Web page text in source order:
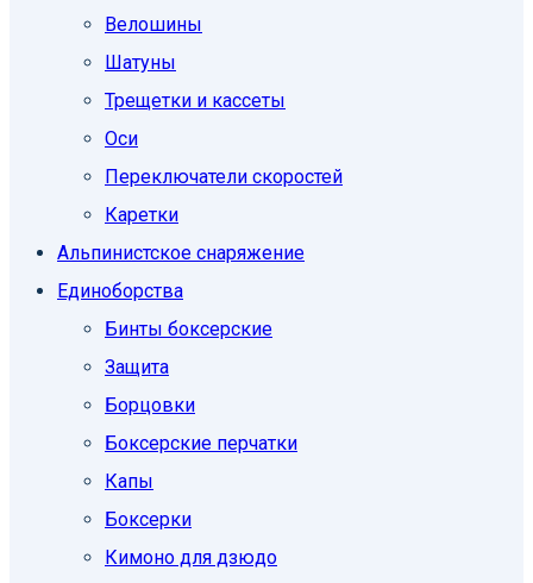
Велошины
Шатуны
Трещетки и кассеты
Оси
Переключатели скоростей
Каретки
Альпинистское снаряжение
Единоборcтва
Бинты боксерские
Защита
Борцовки
Боксерские перчатки
Капы
Боксерки
Кимоно для дзюдо